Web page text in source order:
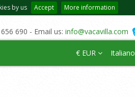
by us Accept More information
690 - Email us: info@vacavilla.com
€ EUR Italiano